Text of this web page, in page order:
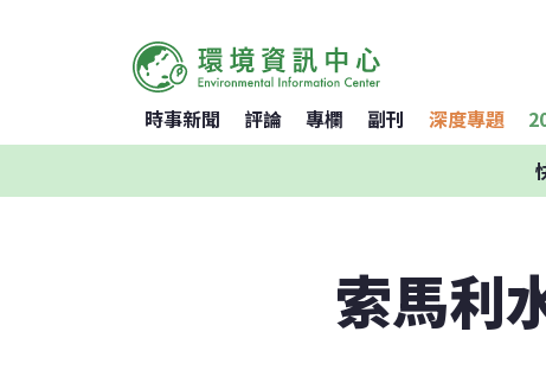
時事新聞 評論 專欄 副刊 深度專題
索馬利